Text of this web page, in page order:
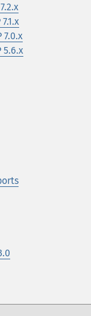
7.0.x
5.6.x